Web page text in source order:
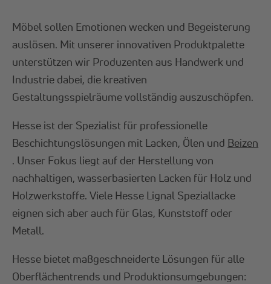
Möbel sollen Emotionen wecken und Begeisterung
auslösen. Mit unserer innovativen Produktpalette
unterstützen wir Produzenten aus Handwerk und
Industrie dabei, die kreativen
Gestaltungsspielräume vollständig auszuschöpfen.
Hesse ist der Spezialist für professionelle
Beschichtungslösungen mit Lacken, Ölen und Beizen
. Unser Fokus liegt auf der Herstellung von
nachhaltigen, wasserbasierten Lacken für Holz und
Holzwerkstoffe. Viele Hesse Lignal Speziallacke
eignen sich aber auch für Glas, Kunststoff oder
Metall.
Hesse bietet maßgeschneiderte Lösungen für alle
Oberflächentrends und Produktionsumgebungen: